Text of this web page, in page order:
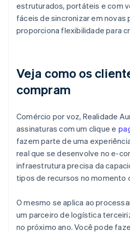
estruturados, portáteis e com
fáceis de sincronizar em novas
proporciona flexibilidade para
Veja como os
compram
Comércio por voz, Realidade
assinaturas com um clique e
fazem parte de uma
real que se desenvolve no e-
infraestrutura precisa da
tipos de recursos no momento
O mesmo se aplica ao
um parceiro de logística
no próximo ano. Você pode